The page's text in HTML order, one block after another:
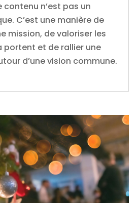
n’est pas un
C’est une manière de
mission, de valoriser les
portent et de rallier une
d’une vision commune.